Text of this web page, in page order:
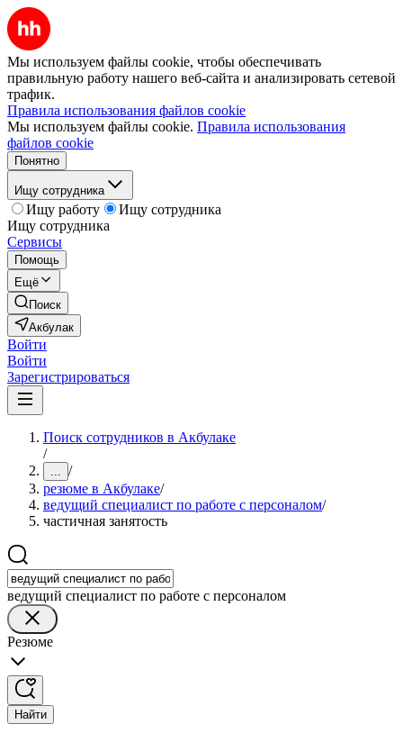
Мы используем файлы cookie, чтобы обеспечивать
правильную работу нашего веб-сайта и анализировать сетевой
трафик.
Правила использования файлов cookie
Мы используем файлы cookie. Правила использования
файлов cookie
Понятно
Ищу сотрудника
Ищу работу
Ищу сотрудника
Ищу сотрудника
Сервисы
Помощь
Ещё
Поиск
Акбулак
Войти
Войти
Зарегистрироваться
Поиск сотрудников в Акбулаке
/
... /
резюме в Акбулаке/
ведущий специалист по работе с персоналом/
частичная занятость
ведущий специалист по работе с персоналом
Резюме
Найти